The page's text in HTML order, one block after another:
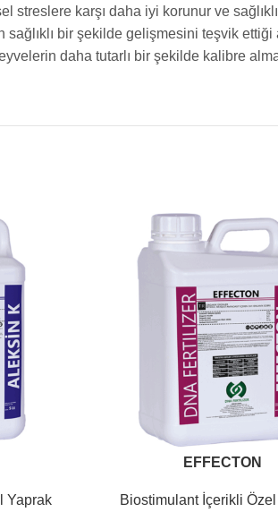
streslere karşı daha iyi korunur ve
bir şekilde gelişmesini teşvik
daha tutarlı bir şekilde kalibre
Yaprak
EFFECTON
Biostimulant İçerikli